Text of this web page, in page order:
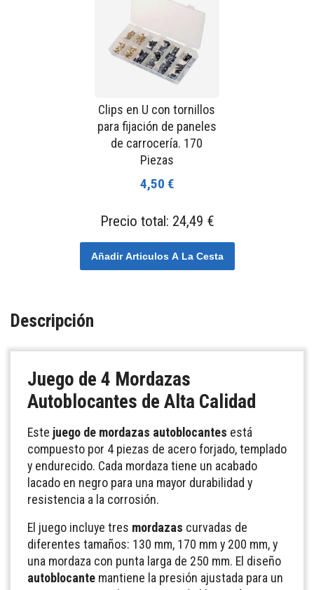
Clips en U con tornillos
para fijación de paneles
de carrocería. 170
Piezas
4,50 €
Precio total: 24,49 €
Añadir Articulos A La Cesta
Descripción
Juego de 4 Mordazas
Autoblocantes de Alta Calidad
Este juego de mordazas autoblocantes está
compuesto por 4 piezas de acero forjado, templado
y endurecido. Cada mordaza tiene un acabado
lacado en negro para una mayor durabilidad y
resistencia a la corrosión.
El juego incluye tres mordazas curvadas de
diferentes tamaños: 130 mm, 170 mm y 200 mm, y
una mordaza con punta larga de 250 mm. El diseño
autoblocante mantiene la presión ajustada para un